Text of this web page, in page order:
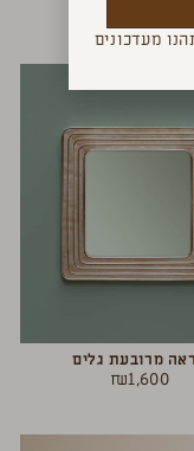
מרובעת גלים
₪1,600
מעדכונים